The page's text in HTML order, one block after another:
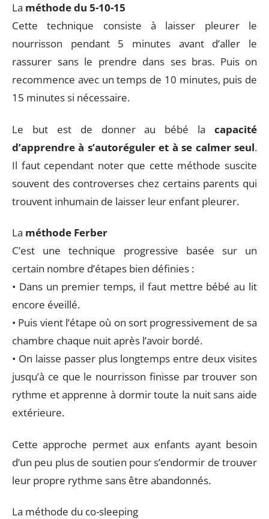
La méthode du 5-10-15
Cette technique consiste à laisser pleurer le
nourrisson pendant 5 minutes avant d’aller le
rassurer sans le prendre dans ses bras. Puis on
recommence avec un temps de 10 minutes, puis de
15 minutes si nécessaire.
Le but est de donner au bébé la capacité
d’apprendre à s’autoréguler et à se calmer seul.
Il faut cependant noter que cette méthode suscite
souvent des controverses chez certains parents qui
trouvent inhumain de laisser leur enfant pleurer.
La méthode Ferber
C’est une technique progressive basée sur un
certain nombre d’étapes bien définies :
• Dans un premier temps, il faut mettre bébé au lit
encore éveillé.
• Puis vient l’étape où on sort progressivement de sa
chambre chaque nuit après l’avoir bordé.
• On laisse passer plus longtemps entre deux visites
jusqu’à ce que le nourrisson finisse par trouver son
rythme et apprenne à dormir toute la nuit sans aide
extérieure.
Cette approche permet aux enfants ayant besoin
d’un peu plus de soutien pour s’endormir de trouver
leur propre rythme sans être abandonnés.
La méthode du co-sleeping